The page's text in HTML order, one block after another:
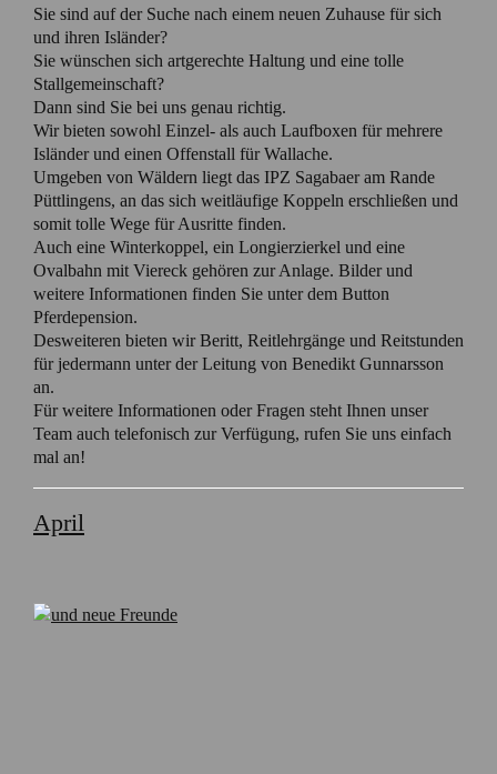
Sie sind auf der Suche nach einem neuen Zuhause für sich
und ihren Isländer?
Sie wünschen sich artgerechte Haltung und eine tolle
Stallgemeinschaft?
Dann sind Sie bei uns genau richtig.
Wir bieten sowohl Einzel- als auch Laufboxen für mehrere
Isländer und einen Offenstall für Wallache.
Umgeben von Wäldern liegt das IPZ Sagabaer am Rande
Püttlingens, an das sich weitläufige Koppeln erschließen und
somit tolle Wege für Ausritte finden.
Auch eine Winterkoppel, ein Longierzierkel und eine
Ovalbahn mit Viereck gehören zur Anlage. Bilder und
weitere Informationen finden Sie unter dem Button
Pferdepension.
Desweiteren bieten wir Beritt, Reitlehrgänge und Reitstunden
für jedermann unter der Leitung von Benedikt Gunnarsson
an.
Für weitere Informationen oder Fragen steht Ihnen unser
Team auch telefonisch zur Verfügung, rufen Sie uns einfach
mal an!
April